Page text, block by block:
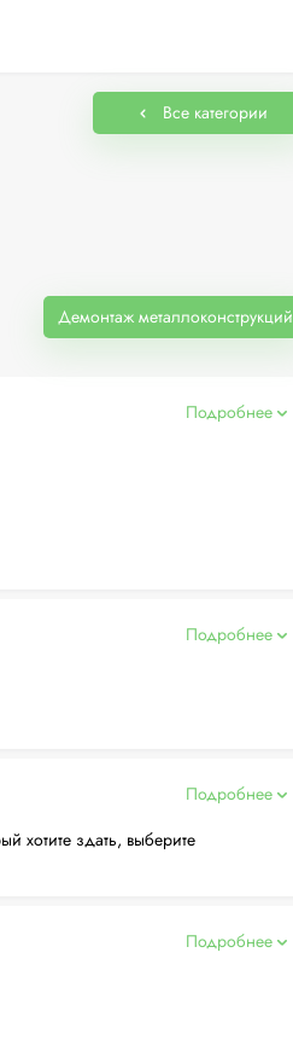
Все категории
Демонтаж металлоконструкций
Подробнее
Подробнее
Подробнее
хотите здать, выберите
Подробнее